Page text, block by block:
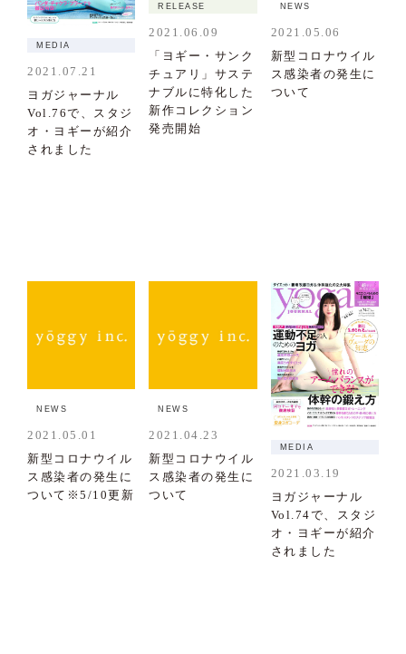
MEDIA
2021.07.21
ヨガジャーナル
Vol.76で、スタジ
オ・ヨギーが紹介
されました
RELEASE
2021.06.09
「ヨギー・サンク
チュアリ」サステ
ナブルに特化した
新作コレクション
発売開始
NEWS
2021.05.06
新型コロナウイル
ス感染者の発生に
ついて
NEWS
2021.05.01
新型コロナウイル
ス感染者の発生に
ついて※5/10更新
NEWS
2021.04.23
新型コロナウイル
ス感染者の発生に
ついて
MEDIA
2021.03.19
ヨガジャーナル
Vol.74で、スタジ
オ・ヨギーが紹介
されました